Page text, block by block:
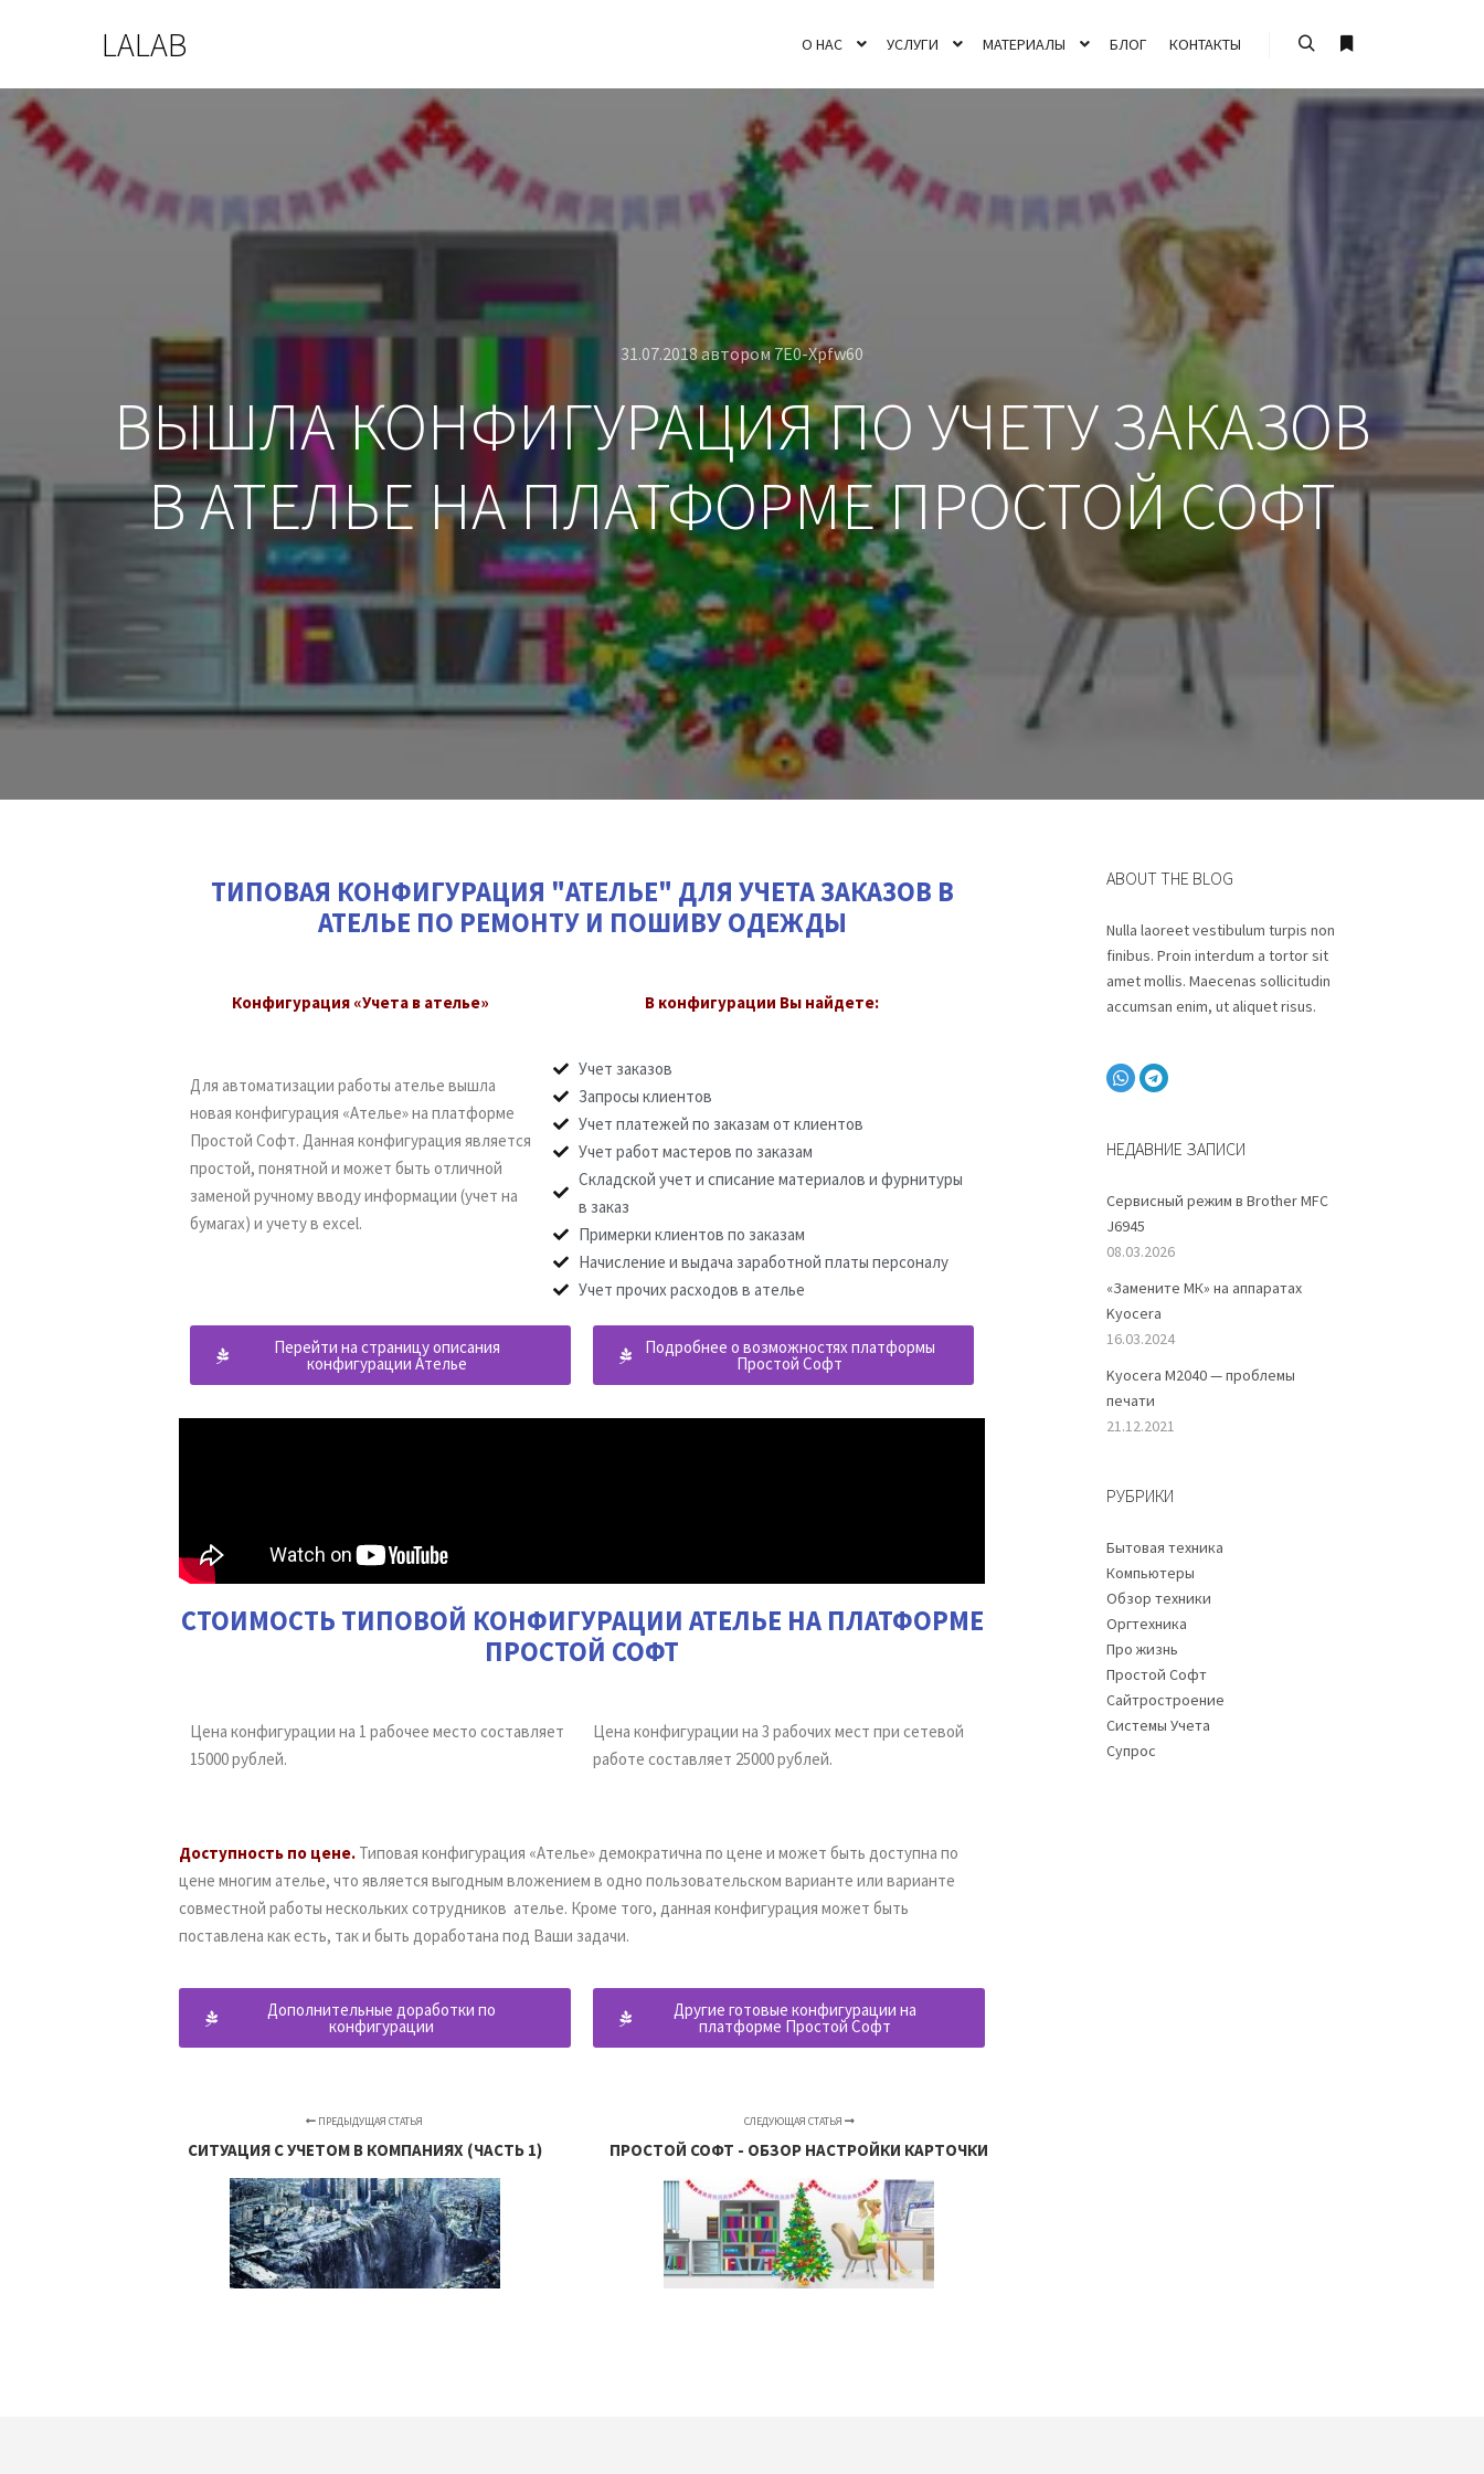
LALAB О НАС УСЛУГИ МАТЕРИАЛЫ БЛОГ КОНТАКТЫ
31.07.2018автором7E0-Xpfw60
ВЫШЛА КОНФИГУРАЦИЯ ПО УЧЕТУ ЗАКАЗОВ
В АТЕЛЬЕ НА ПЛАТФОРМЕ ПРОСТОЙ СОФТ
ТИПОВАЯ КОНФИГУРАЦИЯ "АТЕЛЬЕ" ДЛЯ УЧЕТА ЗАКАЗОВ В
АТЕЛЬЕ ПО РЕМОНТУ И ПОШИВУ ОДЕЖДЫ
Конфигурация «Учета в ателье»
Для автоматизации работы ателье вышла
новая конфигурация «Ателье» на платформе
Простой Софт. Данная конфигурация является
простой, понятной и может быть отличной
заменой ручному вводу информации (учет на
бумагах) и учету в excel.
В конфигурации Вы найдете:
Учет заказов
Запросы клиентов
Учет платежей по заказам от клиентов
Учет работ мастеров по заказам
Складской учет и списание материалов и фурнитуры
в заказ
Примерки клиентов по заказам
Начисление и выдача заработной платы персоналу
Учет прочих расходов в ателье
Перейти на страницу описания
конфигурации Ателье
Подробнее о возможностях платформы
Простой Софт
СТОИМОСТЬ ТИПОВОЙ КОНФИГУРАЦИИ АТЕЛЬЕ НА ПЛАТФОРМЕ
ПРОСТОЙ СОФТ
Цена конфигурации на 1 рабочее место составляет
15000 рублей.
Цена конфигурации на 3 рабочих мест при сетевой
работе составляет 25000 рублей.
Доступность по цене. Типовая конфигурация «Ателье» демократична по цене и может быть доступна по
цене многим ателье, что является выгодным вложением в одно пользовательском варианте или варианте
совместной работы нескольких сотрудников ателье. Кроме того, данная конфигурация может быть
поставлена как есть, так и быть доработана под Ваши задачи.
Дополнительные доработки по
конфигурации
Другие готовые конфигурации на
платформе Простой Софт
ПРЕДЫДУЩАЯ СТАТЬЯ
СИТУАЦИЯ С УЧЕТОМ В КОМПАНИЯХ (ЧАСТЬ 1)
СЛЕДУЮЩАЯ СТАТЬЯ
ПРОСТОЙ СОФТ - ОБЗОР НАСТРОЙКИ КАРТОЧКИ
ABOUT THE BLOG
Nulla laoreet vestibulum turpis non
finibus. Proin interdum a tortor sit
amet mollis. Maecenas sollicitudin
accumsan enim, ut aliquet risus.
НЕДАВНИЕ ЗАПИСИ
Сервисный режим в Brother MFC
J6945
08.03.2026
«Замените МК» на аппаратах
Kyocera
16.03.2024
Kyocera M2040 — проблемы
печати
21.12.2021
РУБРИКИ
Бытовая техника
Компьютеры
Обзор техники
Оргтехника
Про жизнь
Простой Софт
Сайтростроение
Системы Учета
Супрос